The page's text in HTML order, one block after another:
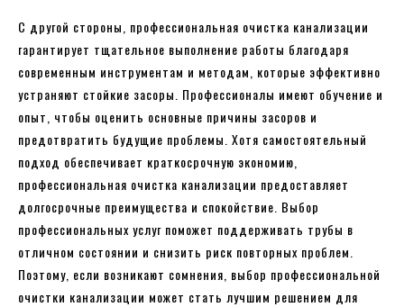
С другой стороны, профессиональная очистка канализации
гарантирует тщательное выполнение работы благодаря
современным инструментам и методам, которые эффективно
устраняют стойкие засоры. Профессионалы имеют обучение и
опыт, чтобы оценить основные причины засоров и
предотвратить будущие проблемы. Хотя самостоятельный
подход обеспечивает краткосрочную экономию,
профессиональная очистка канализации предоставляет
долгосрочные преимущества и спокойствие. Выбор
профессиональных услуг поможет поддерживать трубы в
отличном состоянии и снизить риск повторных проблем.
Поэтому, если возникают сомнения, выбор профессиональной
очистки канализации может стать лучшим решением для